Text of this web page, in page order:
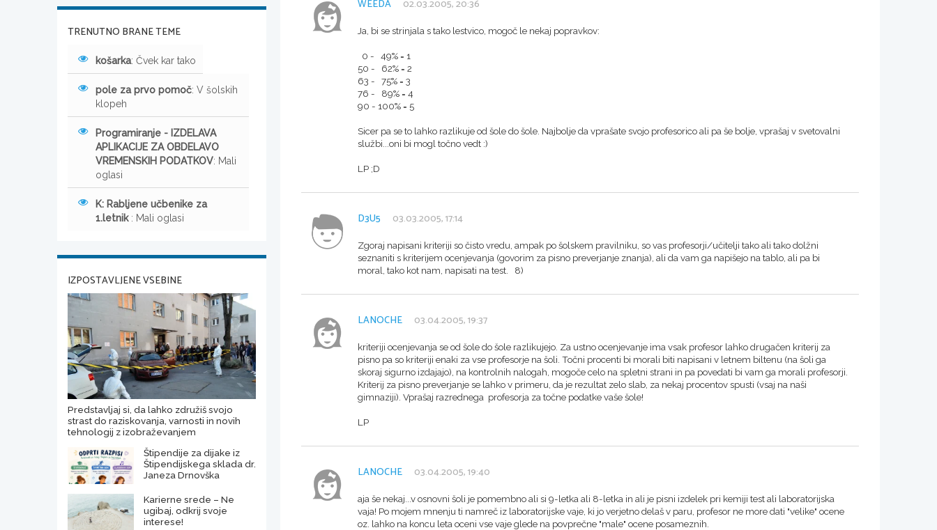
WEEDA 02.03.2005, 20:36
Ja, bi se strinjala s tako lestvico, mogoč le nekaj popravkov:
0 - 49% = 1
50 - 62% = 2
63 - 75% = 3
76 - 89% = 4
90 - 100% = 5
Sicer pa se to lahko razlikuje od šole do šole. Najbolje da vprašate svojo profesorico ali pa še bolje, vprašaj v svetovalni
službi...oni bi mogl točno vedt :)
LP ;D
D3U5 03.03.2005, 17:14
Zgoraj napisani kriteriji so čisto vredu, ampak po šolskem pravilniku, so vas profesorji/učitelji tako ali tako dolžni
seznaniti s kriterijem ocenjevanja (govorim za pisno preverjanje znanja), ali da vam ga napišejo na tablo, ali pa bi
moral, tako kot nam, napisati na test. 8)
LANOCHE 03.04.2005, 19:37
kriteriji ocenjevanja se od šole do šole razlikujejo. Za ustno ocenjevanje ima vsak profesor lahko drugačen kriterij za
pisno pa so kriteriji enaki za vse profesorje na šoli. Točni procenti bi morali biti napisani v letnem biltenu (na šoli ga
skoraj sigurno izdajajo), na kontrolnih nalogah, mogoče celo na spletni strani in pa povedati bi vam ga morali profesorji.
Kriterij za pisno preverjanje se lahko v primeru, da je rezultat zelo slab, za nekaj procentov spusti (vsaj na naši
gimnaziji). Vprašaj razrednega profesorja za točne podatke vaše šole!
LP
LANOCHE 03.04.2005, 19:40
aja še nekaj...v osnovni šoli je pomembno ali si 9-letka ali 8-letka in ali je pisni izdelek pri kemiji test ali laboratorijska
vaja! Po mojem mnenju ti namreč iz laboratorijske vaje, ki jo verjetno delaš v paru, profesor ne more dati "velike" ocene
oz. lahko na koncu leta oceni vse vaje glede na povprečne "male" ocene posameznih.
TRENUTNO BRANE TEME
košarka: Čvek kar tako
pole za prvo pomoč: V šolskih
klopeh
Programiranje - IZDELAVA
APLIKACIJE ZA OBDELAVO
VREMENSKIH PODATKOV: Mali
oglasi
K: Rabljene učbenike za
1.letnik : Mali oglasi
IZPOSTAVLJENE VSEBINE
Predstavljaj si, da lahko združiš svojo
strast do raziskovanja, varnosti in novih
tehnologij z izobraževanjem
Štipendije za dijake iz
Štipendijskega sklada dr.
Janeza Drnovška
Karierne srede – Ne
ugibaj, odkrij svoje
interese!